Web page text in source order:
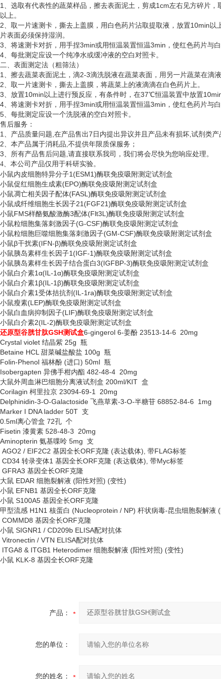
1、选取有代表性的蔬菜样品，擦去表面泥土，剪成1cm左右见方碎片
以上。
2、取一片速测卡，撕去上盖膜，用白色药片沾取提取液，放置10min
片表面必须保持湿润。
3、将速测卡对折，用手捏3min或用恒温装置恒温3min，使红色药片与
4、每批测定应设一个纯净水或缓冲液的空白对照卡。
二、表面测定法（粗筛法）
1、擦去蔬菜表面泥土，滴2-3滴洗脱液在蔬菜表面，用另一片蔬菜在滴
2、取一片速测卡，撕去上盖膜，将蔬菜上的液滴滴在白色药片上。
3、放置10min以上进行预反应，有条件时，在37℃恒温装置中放置
4、将速测卡对折，用手捏3min或用恒温装置恒温3min，使红色药片与
5、每批测定应设一个洗脱液的空白对照卡。
售后服务：
1、产品质量问题,在产品售出7日内提出异议并且产品未有损坏,试剂类
2、本产品属于消耗品,不提供年限质保服务；
3、所有产品售后问题,请直接联系我司，我们将会尽快为您响应处理。
4 本公司产品仅用于科研实验。
小鼠内皮细胞特异分子1(ESM1)酶联免疫吸附测定试剂盒
小鼠促红细胞生成素(EPO)酶联免疫吸附测定试剂盒
小鼠凋亡相关因子配体(FASL)酶联免疫吸附测定试剂盒
小鼠成纤维细胞生长因子21(FGF21)酶联免疫吸附测定试剂盒
小鼠FMS样酪氨酸激酶3配体(Flt3L)酶联免疫吸附测定试剂盒
小鼠粒细胞集落刺激因子(G-CSF)酶联免疫吸附测定试剂盒
小鼠粒细胞巨噬细胞集落刺激因子(GM-CSF)酶联免疫吸附测定试剂盒
小鼠β干扰素(IFN-β)酶联免疫吸附测定试剂盒
小鼠胰岛素样生长因子1(IGF-1)酶联免疫吸附测定试剂盒
小鼠胰岛素样生长因子结合蛋白3(IGFBP-3)酶联免疫吸附测定试剂盒
小鼠白介素1α(IL-1α)酶联免疫吸附测定试剂盒
小鼠白介素1β(IL-1β)酶联免疫吸附测定试剂盒
小鼠白介素1受体拮抗剂(IL-1ra)酶联免疫吸附测定试剂盒
小鼠瘦素(LEP)酶联免疫吸附测定试剂盒
小鼠白血病抑制因子(LIF)酶联免疫吸附测定试剂盒
小鼠白介素2(IL-2)酶联免疫吸附测定试剂盒
还原型谷胱甘肽GSH测试盒6-gingerol 6-姜酚 23513-14-6 20mg
Crystal violet 结晶紫 25g 瓶
Betaine HCL 甜菜碱盐酸盐 100g 瓶
Folin-Phenol 福林酚 (进口) 50ml 瓶
Isobergapten 异佛手柑内酯 482-48-4 20mg
大鼠外周血淋巴细胞分离液试剂盒 200ml/KIT 盒
Corilagin 柯里拉京 23094-69-1 20mg
Delphinidin-3-O-Galactoside 飞燕草素-3-O-半糖苷 68852-84-6 1mg
Marker I DNA ladder 50T 支
0.5ml离心管盒 72孔 个
Fisetin 漆黄素 528-48-3 20mg
Aminopterin 氨基喋呤 5mg 支
AGO2 / EIF2C2 基因全长ORF克隆 (表达载体), 带FLAG标签
CD34 转录变体1 基因全长ORF克隆 (表达载体), 带Myc标签
GFRA3 基因全长ORF克隆
大鼠 EDAR 细胞裂解液 (阳性对照) (变性)
小鼠 EFNB1 基因全长ORF克隆
小鼠 S100A5 基因全长ORF克隆
甲型流感 H1N1 核蛋白 (Nucleoprotein / NP) 杆状病毒-昆虫细胞裂解液
COMMD8 基因全长ORF克隆
小鼠 SIGNR1 / CD209b ELISA配对抗体
Vitronectin / VTN ELISA配对抗体
ITGA8 & ITGB1 Heterodimer 细胞裂解液 (阳性对照) (变性)
小鼠 KLK-8 基因全长ORF克隆
产品：
您的单位：
您的姓名：